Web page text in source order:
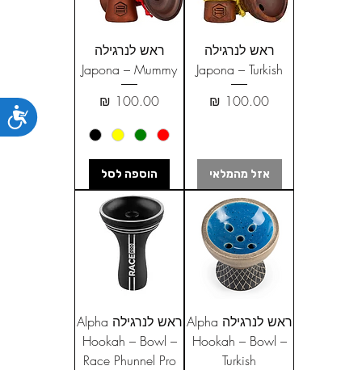
ראש לנרגילה
Japona – Turkish
מחיר
אזל מהמלאי
ראש לנרגילה
Japona – Mummy
מחיר
הוספה לסל
ראש לנרגילה Alpha
Hookah – Bowl –
Turkish
ראש לנרגילה Alpha
Hookah – Bowl –
Race Phunnel Pro